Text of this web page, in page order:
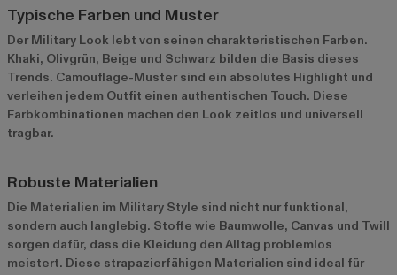
Typische Farben und Muster
Der Military Look lebt von seinen charakteristischen Farben.
Khaki, Olivgrün, Beige und Schwarz bilden die Basis dieses
Trends. Camouflage-Muster sind ein absolutes Highlight und
verleihen jedem Outfit einen authentischen Touch. Diese
Farbkombinationen machen den Look zeitlos und universell
tragbar.
Robuste Materialien
Die Materialien im Military Style sind nicht nur funktional,
sondern auch langlebig. Stoffe wie Baumwolle, Canvas und Twill
sorgen dafür, dass die Kleidung den Alltag problemlos
meistert. Diese strapazierfähigen Materialien sind ideal für